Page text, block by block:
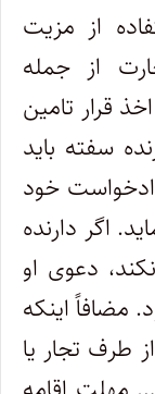
از مزیت
از جمله
قرار تامین
سفته باید
خود
اگر دارنده
دعوی او
مضافاً اینکه
از طرف تجار یا